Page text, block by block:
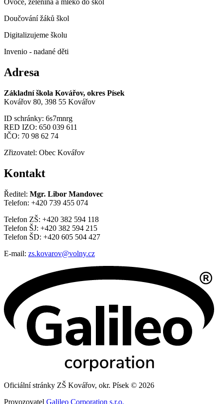
Ovoce, zelenina a mléko do škol
Doučování žáků škol
Digitalizujeme školu
Invenio - nadané děti
Adresa
Základní škola Kovářov, okres Písek
Kovářov 80, 398 55 Kovářov
ID schránky: 6s7mnrg
RED IZO: 650 039 611
IČO: 70 98 62 74
Zřizovatel: Obec Kovářov
Kontakt
Ředitel: Mgr. Libor Mandovec
Telefon: +420 739 455 074
Telefon ZŠ: +420 382 594 118
Telefon ŠJ: +420 382 594 215
Telefon ŠD: +420 605 504 427
E-mail: zs.kovarov@volny.cz
Oficiální stránky ZŠ Kovářov, okr. Písek © 2026
Provozovatel Galileo Corporation s.r.o.